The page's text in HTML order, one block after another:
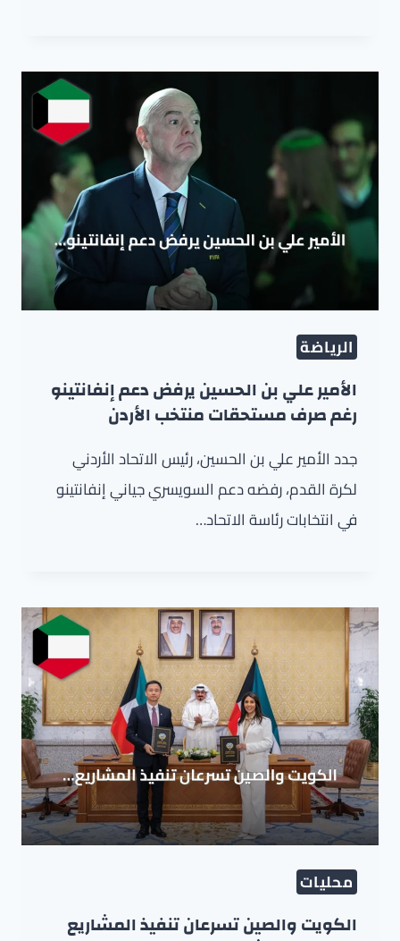
الرياضة
الأمير علي بن الحسين يرفض دعم إنفانتينو
رغم صرف مستحقات منتخب الأردن
جدد الأمير علي بن الحسين، رئيس الاتحاد الأردني
لكرة القدم، رفضه دعم السويسري جياني إنفانتينو
في انتخابات رئاسة الاتحاد…
محليات
الكويت والصين تسرعان تنفيذ المشاريع